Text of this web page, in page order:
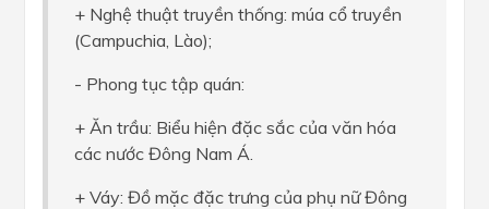
+ Nghệ thuật truyền thống: múa cổ truyền
(Campuchia, Lào);
- Phong tục tập quán:
+ Ăn trầu: Biểu hiện đặc sắc của văn hóa
các nước Đông Nam Á.
+ Váy: Đồ mặc đặc trưng của phụ nữ Đông